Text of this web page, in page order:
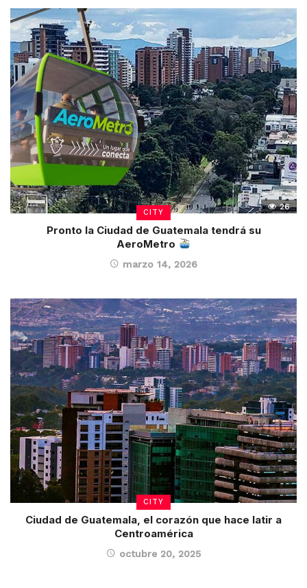
CITY
26
Pronto la Ciudad de Guatemala tendrá su
AeroMetro
marzo 14, 2026
CITY
Ciudad de Guatemala, el corazón que hace latir a
Centroamérica
octubre 20, 2025